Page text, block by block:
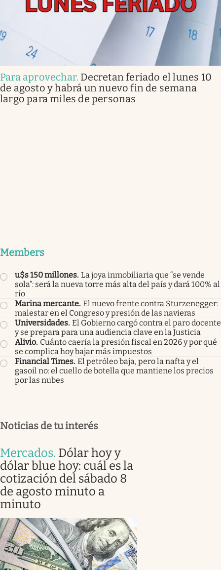
Para aprovechar. Decretan feriado el lunes 10
de agosto y habrá un nuevo fin de semana
largo para miles de personas
Members
u$s 150 millones. La joya inmobiliaria que “se vende
sola”: será la nueva torre más alta del país y dará 100% al
río
Marina mercante. El nuevo frente contra Sturzenegger:
malestar en el Congreso y presión de las navieras
Universidades. El Gobierno cargó contra el paro docente
y se prepara para una audiencia clave en la Justicia
Alivio. Cuánto caería la presión fiscal en 2026 y por qué
se complica hoy bajar más impuestos
Financial Times. El petróleo baja, pero la nafta y el
gasoil no: el cuello de botella que mantiene los precios
por las nubes
Noticias de tu interés
Mercados. Dólar hoy y
dólar blue hoy: cuál es la
cotización del sábado 8
de agosto minuto a
minuto